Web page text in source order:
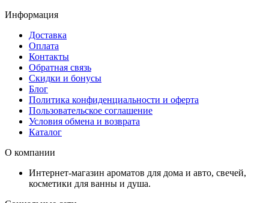
Информация
Доставка
Оплата
Контакты
Обратная связь
Скидки и бонусы
Блог
Политика конфиденциальности и оферта
Пользовательское соглашение
Условия обмена и возврата
Каталог
О компании
Интернет-магазин ароматов для дома и авто, свечей,
косметики для ванны и душа.